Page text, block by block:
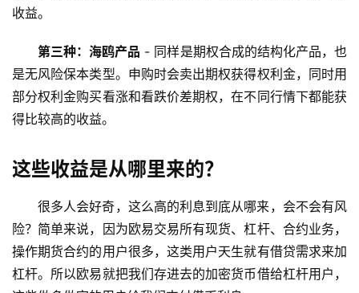
收益。
第三种：海鸥产品 - 同样是期权合成的结构化产品，也
是无风险保本类型。申购时会卖出期权获得权利金，同时用
部分权利金购买看涨和看跌价差期权，在不同行情下都能获
得比较高的收益。
这些收益是从哪里来的？
很多人会好奇，这么高的利息到底从哪来，会不会有风
险？简单来说，因为欧易交易所有现货、杠杆、合约业务，
操作期货合约的用户很多，这类用户天生就有借贷需求来加
杠杆。所以欧易就把我们存进去的加密货币借给杠杆用户，